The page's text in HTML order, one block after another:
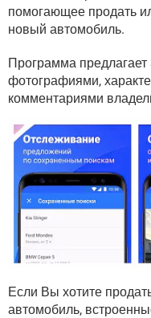
YANDEX
помогающее продать
новый автомобиль.
Программа
фотографиями,
комментариями
Если Вы хотите
автомобиль,